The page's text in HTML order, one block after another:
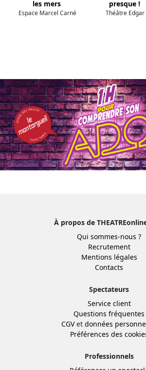
les mers
Espace Marcel Carné
presque !
Théâtre Edgar
À propos de
Qui sommes-nous ?
Recrutement
Mentions légales
Contacts
Spectateurs
Service client
Questions fréquentes
CGVet données
Préférences des
Professionnels